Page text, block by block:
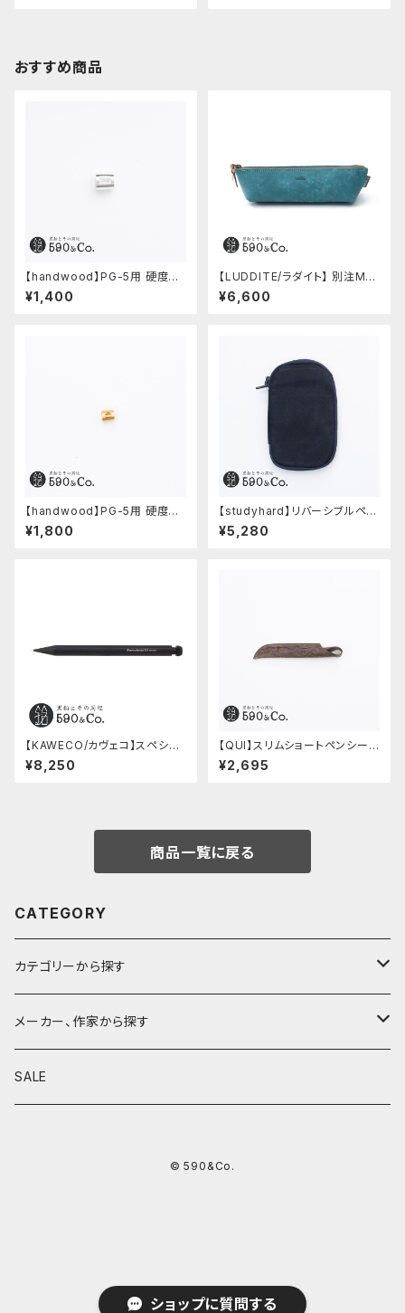
ショップに質問する
おすすめ商品
【handwood】PG-5用 硬度表
示窓 (アルミ/長方形)
¥1,400
【LUDDITE/ラダイト】 別注MAY
Aレザーボートペンケース (ター
キーブルー)
¥6,600
【handwood】PG-5用 硬度表
示窓 (真鍮/菱形窓)
¥1,800
【studyhard】リバーシブルペン
ケース (ブラック)
¥5,280
【KAWECO/カヴェコ】スペシャ
ルペンシル(0.5mm)
¥8,250
【QUI】スリムショートペンシー
ス・クードゥー (ストーン)
¥2,695
商品一覧に戻る
CATEGORY
カテゴリーから探す
鉛筆
鉛筆補助軸
メーカー、作家から探す
590&Co.
シャープペンシルIII
SALE
© 590&Co.